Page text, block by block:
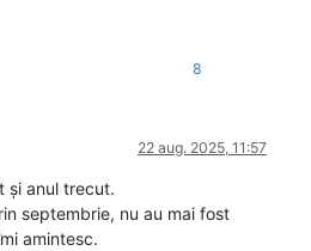
8
22 aug. 2025, 11:57
și anul trecut.
septembrie, nu au mai fost
amintesc.